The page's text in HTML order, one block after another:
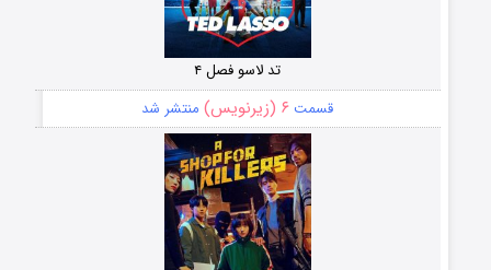
تد لاسو فصل ۴
قسمت ۶ (زیرنویس) منتشر شد